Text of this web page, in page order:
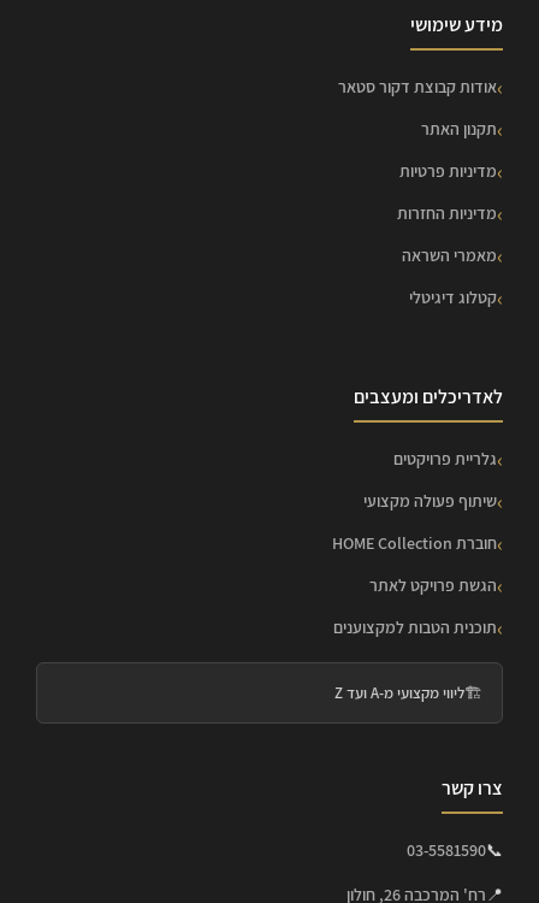
מידע שימושי
אודות קבוצת דקור סטאר
תקנון האתר
מדיניות פרטיות
מדיניות החזרות
מאמרי השראה
קטלוג דיגיטלי
לאדריכלים ומעצבים
גלריית פרויקטים
שיתוף פעולה מקצועי
חוברת HOME Collection
הגשת פרויקט לאתר
תוכנית הטבות למקצוענים
🏗️ליווי מקצועי מ-A ועד Z
צרו קשר
📞
03-5581590
📍רח' המרכבה 26, חולון